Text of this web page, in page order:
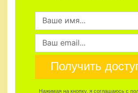
Получить
Нажимая на кнопку, я соглашаюсь с